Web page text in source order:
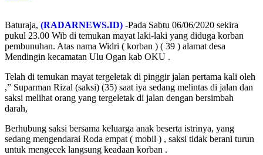
Baturaja, (RADARNEWS.ID) -Pada Sabtu 06/06/2020 sekira
pukul 23.00 Wib di temukan mayat laki-laki yang diduga korban
pembunuhan. Atas nama Widri ( korban ) ( 39 ) alamat desa
Mendingin kecamatan Ulu Ogan kab OKU .
Telah di temukan mayat tergeletak di pinggir jalan pertama kali oleh
,” Suparman Rizal (saksi) (35) saat iya sedang melintas di jalan dan
saksi melihat orang yang tergeletak di jalan dengan bersimbah
darah,
Berhubung saksi bersama keluarga anak beserta istrinya, yang
sedang mengendarai Roda empat ( mobil ) , saksi tidak berani turun
untuk mengecek langsung keadaan korban .